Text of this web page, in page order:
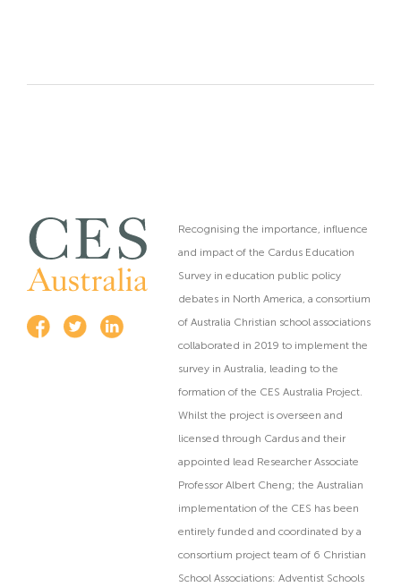
Recognising the importance, influence
and impact of the Cardus Education
Survey in education public policy
debates in North America, a consortium
of Australia Christian school associations
collaborated in 2019 to implement the
survey in Australia, leading to the
formation of the CES Australia Project.
Whilst the project is overseen and
licensed through Cardus and their
appointed lead Researcher Associate
Professor Albert Cheng; the Australian
implementation of the CES has been
entirely funded and coordinated by a
consortium project team of 6 Christian
School Associations: Adventist Schools